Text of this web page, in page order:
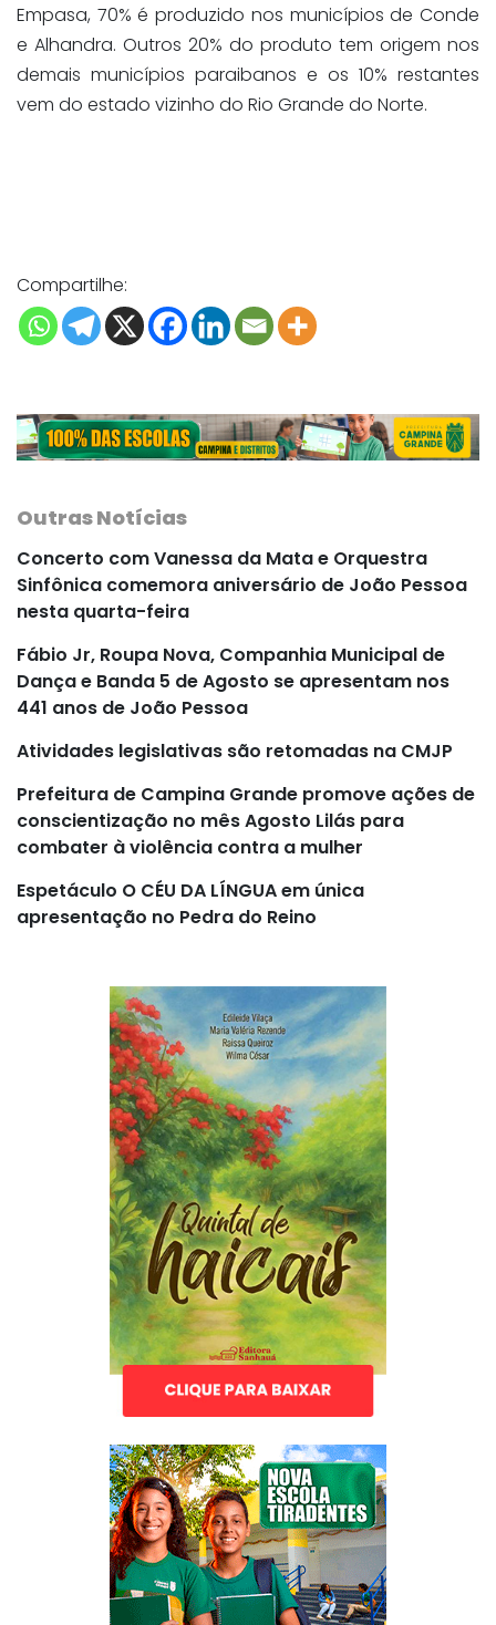
Empasa, 70% é produzido nos municípios de Conde
e Alhandra. Outros 20% do produto tem origem nos
demais municípios paraibanos e os 10% restantes
vem do estado vizinho do Rio Grande do Norte.
Compartilhe:
Outras Notícias
Concerto com Vanessa da Mata e Orquestra
Sinfônica comemora aniversário de João Pessoa
nesta quarta-feira
Fábio Jr, Roupa Nova, Companhia Municipal de
Dança e Banda 5 de Agosto se apresentam nos
441 anos de João Pessoa
Atividades legislativas são retomadas na CMJP
Prefeitura de Campina Grande promove ações de
conscientização no mês Agosto Lilás para
combater à violência contra a mulher
Espetáculo O CÉU DA LÍNGUA em única
apresentação no Pedra do Reino